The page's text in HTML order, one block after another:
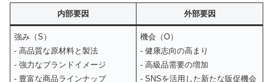
内部要因 外部要因
強み（S）
- 高品質な原材料と製法
- 強力なブランドイメージ
- 豊富な商品ラインナップ
機会（O）
- 健康志向の高まり
- 高級品需要の増加
- SNSを活用した新たな販促機会